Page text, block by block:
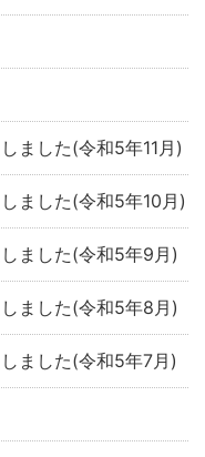
ました(令和5年11月)
ました(令和5年10月)
ました(令和5年9月)
ました(令和5年8月)
ました(令和5年7月)